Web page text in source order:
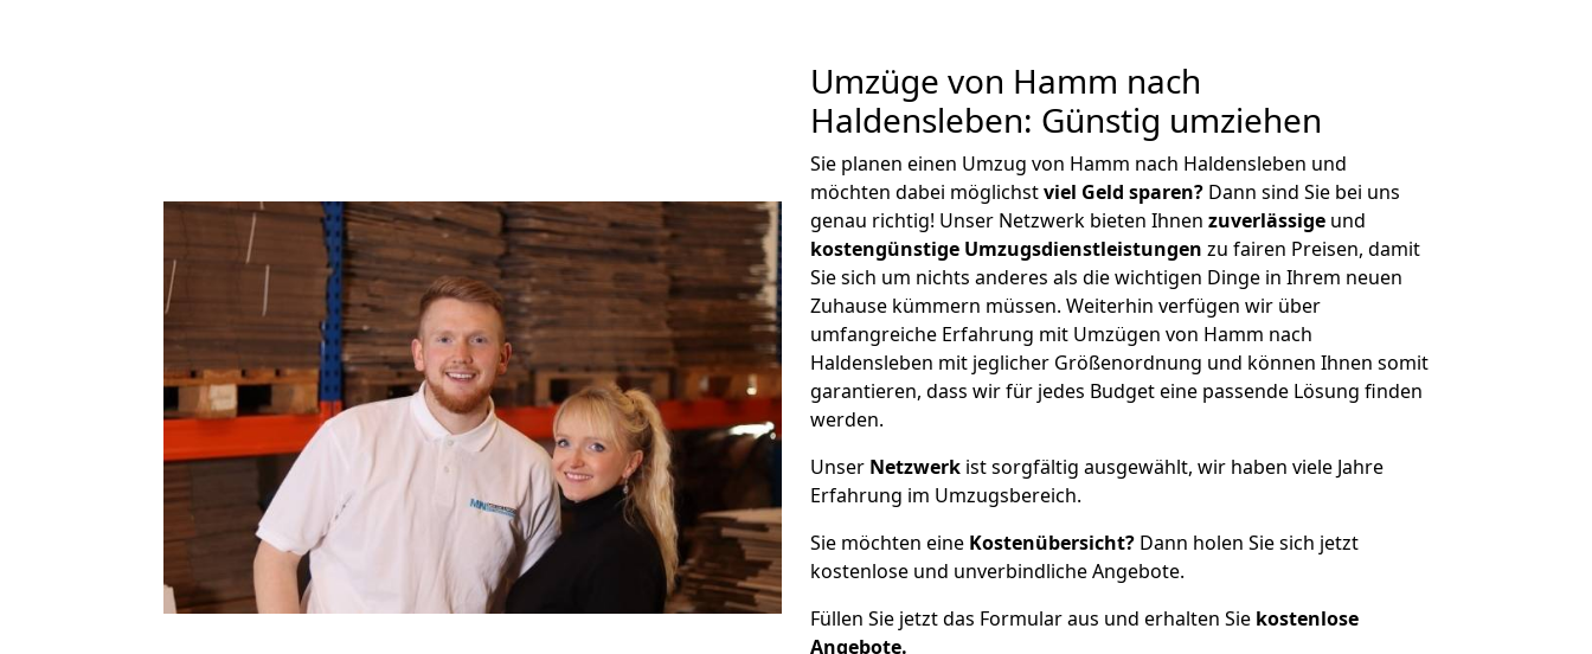
Umzüge von Hamm nach
Haldensleben: Günstig umziehen
Sie planen einen Umzug von Hamm nach Haldensleben und
möchten dabei möglichstviel Geld sparen? Dann sind Sie bei uns
genau richtig! Unser Netzwerk bieten Ihnen zuverlässige und
kostengünstige Umzugsdienstleistungen zu fairen Preisen, damit
Sie sich um nichts anderes als die wichtigen Dinge in Ihrem neuen
Zuhause kümmern müssen. Weiterhin verfügen wir über
umfangreiche Erfahrung mit Umzügen von Hamm nach
Haldensleben mit jeglicher Größenordnung und können Ihnen somit
garantieren, dass wir für jedes Budget eine passende Lösung finden
werden.
Unser Netzwerk ist sorgfältig ausgewählt, wir haben viele Jahre
Erfahrung im Umzugsbereich.
Sie möchten eine Kostenübersicht? Dann holen Sie sich jetzt
kostenlose und unverbindliche Angebote.
Füllen Sie jetzt das Formular aus und erhalten Sie kostenlose
Angebote.